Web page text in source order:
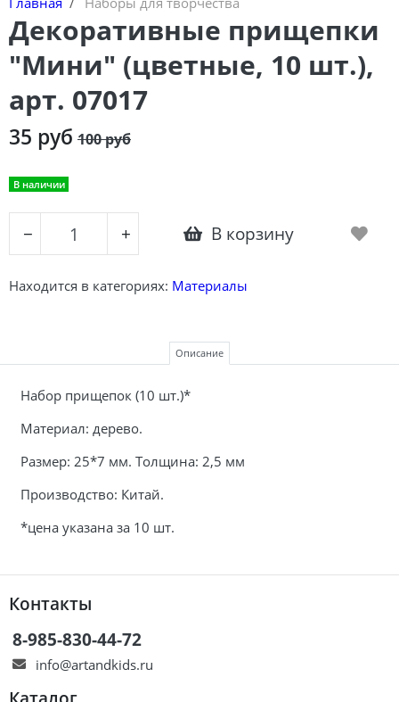
Декоративные прищепки
"Мини" (цветные, 10 шт.),
арт. 07017
35 руб 100 руб
В наличии
− + В корзину
Находится в категориях: Материалы
Описание
Набор прищепок (10 шт.)*
Материал: дерево.
Размер: 25*7 мм. Толщина: 2,5 мм
Производство: Китай.
*цена указана за 10 шт.
Контакты
8-985-830-44-72
info@artandkids.ru